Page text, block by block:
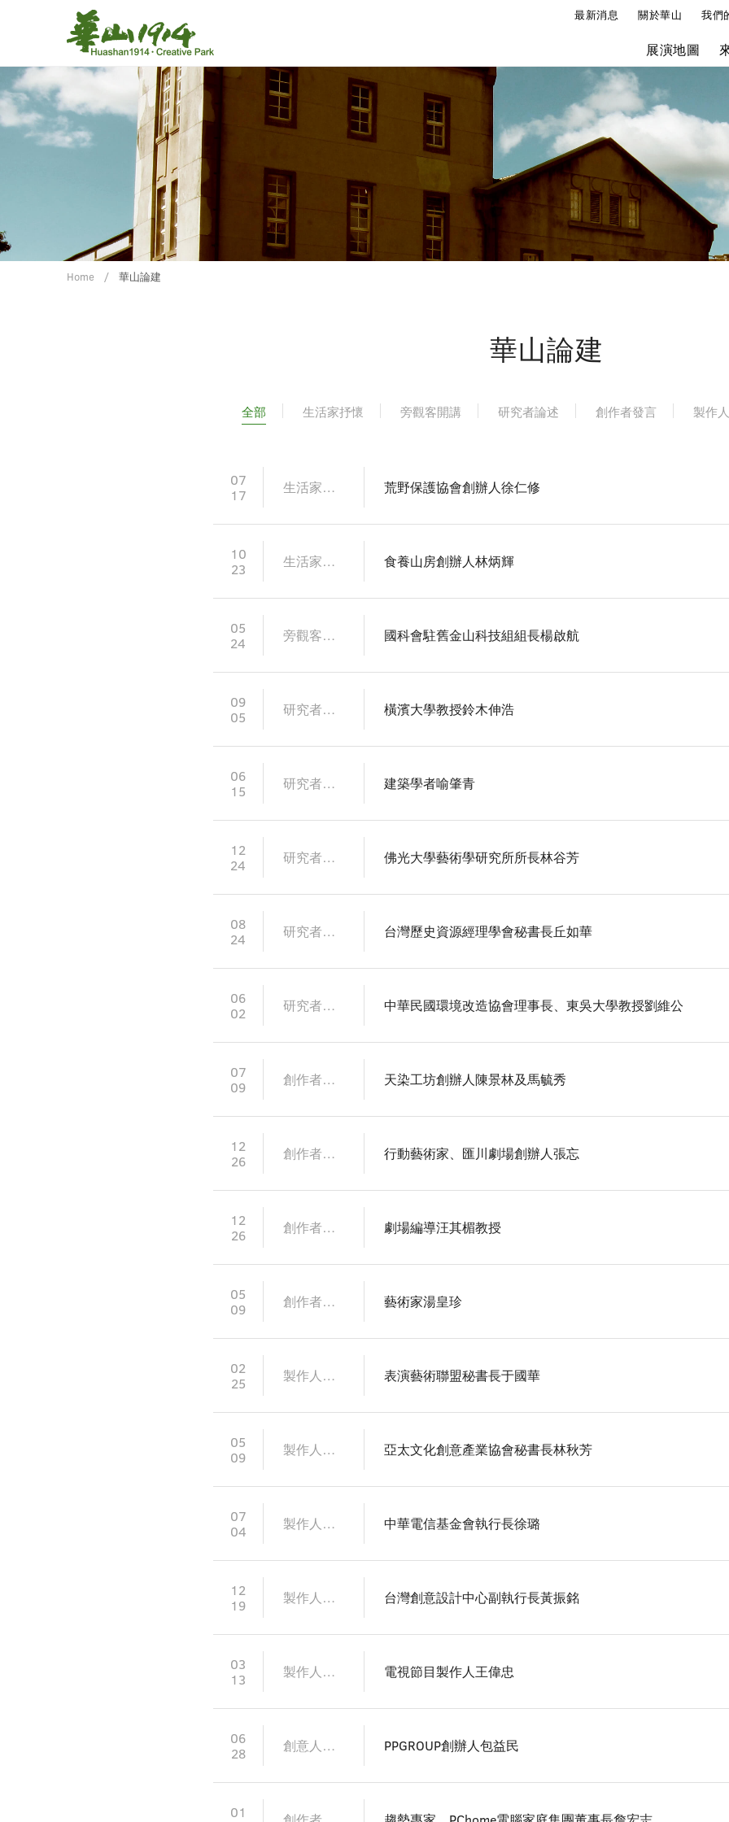
最新消息 關於華山 我們
展演地圖
Home 華山論建
華山論建
全部 生活家抒懷 旁觀客開講 研究者論述 創作者發言 製作
07
17
生活家抒懷 荒野保護協會創辦人徐仁修
10
23
生活家抒懷 食養山房創辦人林炳輝
05
24
旁觀客開講 國科會駐舊金山科技組組長楊啟航
09
05
研究者論述 橫濱大學教授鈴木伸浩
06
15
研究者論述 建築學者喻肇青
12
24
研究者論述 佛光大學藝術學研究所所長林谷芳
08
24
研究者論述 台灣歷史資源經理學會秘書長丘如華
06
02
研究者論述 中華民國環境改造協會理事長、東吳大學教授劉維公
07
09
創作者發言 天染工坊創辦人陳景林及馬毓秀
12
26
創作者發言 行動藝術家、匯川劇場創辦人張忘
12
26
創作者發言 劇場編導汪其楣教授
05
09
創作者發言 藝術家湯皇珍
02
25
製作人提案 表演藝術聯盟秘書長于國華
05
09
製作人提案 亞太文化創意產業協會秘書長林秋芳
07
04
製作人提案 中華電信基金會執行長徐璐
12
19
製作人提案 台灣創意設計中心副執行長黃振銘
03
13
製作人提案 電視節目製作人王偉忠
06
28
創意人動腦 PPGROUP創辦人包益民
01